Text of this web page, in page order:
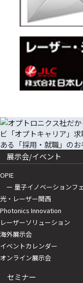
展示会/イベント
OPIE
ー 量子イノベーションフ
光・レーザー関西
Photonics Innovation
レーザーソリューション
海外展示会
イベントカレンダー
オンライン展示会
セミナー